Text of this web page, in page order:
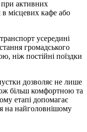
активних
місцевих кафе або
усередині
громадського
ніж постійні поїздки
дозволяє не лише
більш комфортною та
етапі допомагає
на найголовнішому